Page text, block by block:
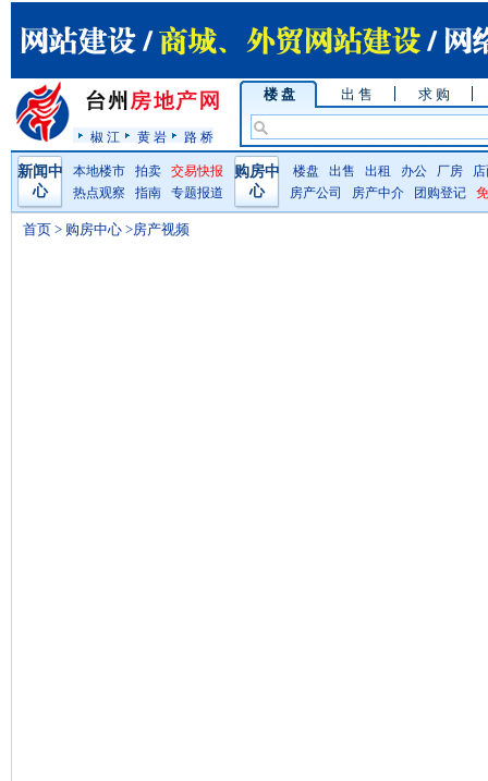
椒 江 黄 岩 路 桥
楼 盘 出 售 求 购
新闻中
心
本地楼市 拍卖
交易快报
热点观察
指南 专题报道
购房中
心
楼盘 出售 出租 办公 厂房
房产公司
房产中介 团购登记
首页 > 购房中心 >房产视频